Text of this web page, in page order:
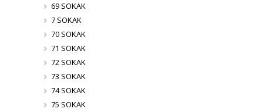
69 SOKAK
7 SOKAK
70 SOKAK
71 SOKAK
72 SOKAK
73 SOKAK
74 SOKAK
75 SOKAK